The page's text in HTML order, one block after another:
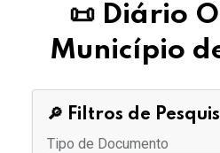
📜 Diário
Município
🔎 Filtros de
Tipo de Documento